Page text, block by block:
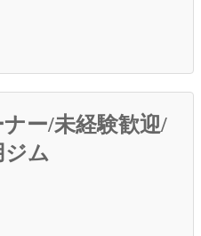
ー/未経験歓迎/
ジム